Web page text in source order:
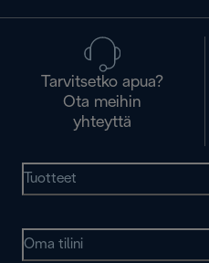
Tarvitsetko apua?
Ota meihin
yhteyttä
Tuotteet
Oma tilini